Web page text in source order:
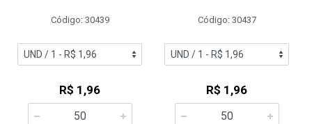
Código: 30439
R$ 1,96
Código: 30437
R$ 1,96